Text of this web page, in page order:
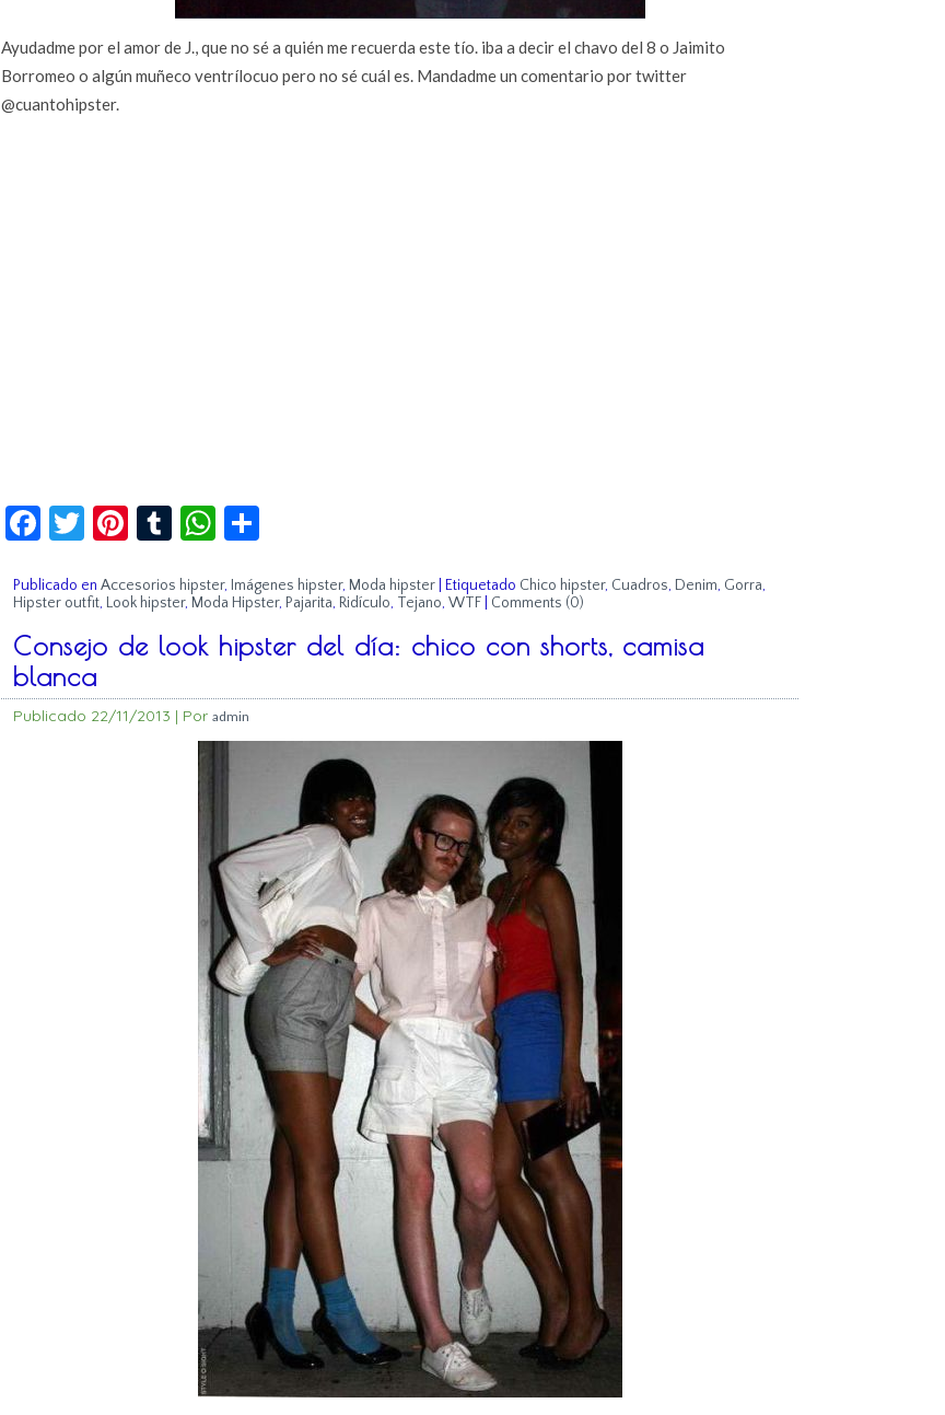
Ayudadme por el amor de J., que no sé a quién me recuerda este tío. iba a decir el chavo del 8 o Jaimito
Borromeo o algún muñeco ventrílocuo pero no sé cuál es. Mandadme un comentario por twitter
@cuantohipster.
Facebook
Twitter
Pinterest
TumblrWhatsApp
Compartir
Publicado en Accesorios hipster, Imágenes hipster, Moda hipster| Etiquetado Chico hipster, Cuadros, Denim, Gorra,
Hipster outfit, Look hipster, Moda Hipster, Pajarita, Ridículo, Tejano, WTF| Comments (0)
Consejo de look hipster del día: chico con shorts, camisa
blanca
Publicado 22/11/2013 | Por admin